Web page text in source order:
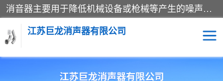
消音器主要用于降低机械设备或枪械等产生的噪声。它通过阻尼或增加排气面积来降低排气速度和功率，从而降低噪声。常见的消音器类型包括阻性消声器、抗性消声器、共振消声器以及阻抗复合式消声器等。这些消音器各有特点，适用于不同频率的噪声消除。
江苏巨龙消声器有限公司